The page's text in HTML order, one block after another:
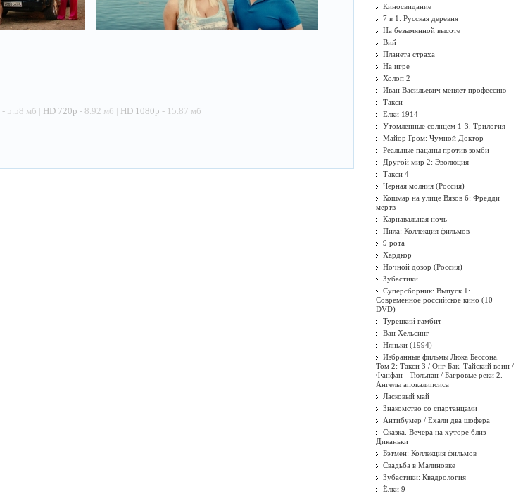
- 5.58 мб | HD 720p - 8.92 мб | HD 1080p - 15.87 мб
Киносвидание
7 в 1: Русская деревня
На безымянной высоте
Вий
Планета страха
На игре
Холоп 2
Иван Васильевич меняет профессию
Такси
Ёлки 1914
Утомленные солнцем 1-3. Трилогия
Майор Гром: Чумной Доктор
Реальные пацаны против зомби
Другой мир 2: Эволюция
Такси 4
Черная молния (Россия)
Кошмар на улице Вязов 6: Фредди
мертв
Карнавальная ночь
Пила: Коллекция фильмов
9 рота
Хардкор
Ночной дозор (Россия)
Зубастики
Суперсборник: Выпуск 1:
Современное российское кино (10
DVD)
Турецкий гамбит
Ван Хельсинг
Няньки (1994)
Избранные фильмы Люка Бессона.
Том 2: Такси 3 / Онг Бак. Тайский воин /
Фанфан - Тюльпан / Багровые реки 2.
Ангелы апокалипсиса
Ласковый май
Знакомство со спартанцами
Антибумер / Ехали два шофера
Сказка. Вечера на хуторе близ
Диканьки
Бэтмен: Коллекция фильмов
Свадьба в Малиновке
Зубастики: Квадрология
Ёлки 9